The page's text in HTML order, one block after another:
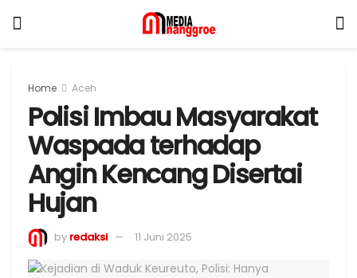
Home Aceh
Polisi Imbau Masyarakat
Waspada terhadap
Angin Kencang Disertai
Hujan
by redaksi 11 Juni 2025